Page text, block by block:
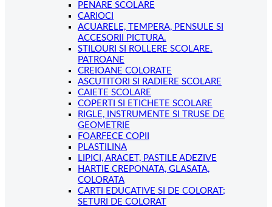
PENARE SCOLARE
CARIOCI
ACUARELE, TEMPERA, PENSULE SI
ACCESORII PICTURA.
STILOURI SI ROLLERE SCOLARE.
PATROANE
CREIOANE COLORATE
ASCUTITORI SI RADIERE SCOLARE
CAIETE SCOLARE
COPERTI SI ETICHETE SCOLARE
RIGLE, INSTRUMENTE SI TRUSE DE
GEOMETRIE
FOARFECE COPII
PLASTILINA
LIPICI, ARACET, PASTILE ADEZIVE
HARTIE CREPONATA, GLASATA,
COLORATA
CARTI EDUCATIVE SI DE COLORAT;
SETURI DE COLORAT